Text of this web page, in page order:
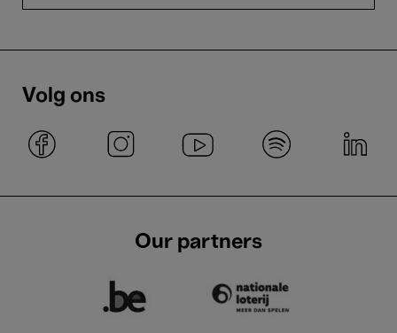
Volg ons
Our partners